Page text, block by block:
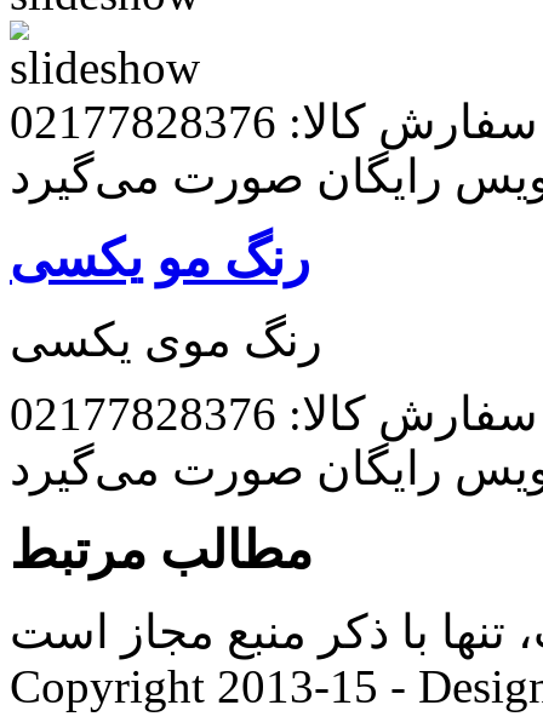
کالا: 02177828376
رایگان صورت می‌گیرد
رنگ مو یکسی
رنگ موی یکسی
کالا: 02177828376
رایگان صورت می‌گیرد
مطالب مرتبط
با ذکر منبع مجاز است. |
Copyright 2013-15 -